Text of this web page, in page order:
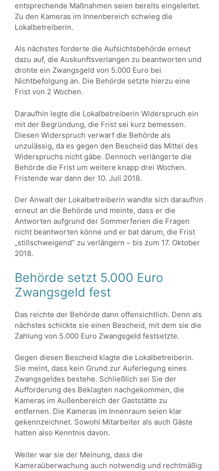
entsprechende Maßnahmen seien bereits eingeleitet.
Zu den Kameras im Innenbereich schwieg die
Lokalbetreiberin.
Als nächstes forderte die Aufsichtsbehörde erneut
dazu auf, die Auskunftsverlangen zu beantworten und
drohte ein Zwangsgeld von 5.000 Euro bei
Nichtbefolgung an. Die Behörde setzte hierzu eine
Frist von 2 Wochen.
Daraufhin legte die Lokalbetreiberin Widerspruch ein
mit der Begründung, die Frist sei kurz bemessen.
Diesen Widerspruch verwarf die Behörde als
unzulässig, da es gegen den Bescheid das Mittel des
Widerspruchs nicht gäbe. Dennoch verlängerte die
Behörde die Frist um weitere knapp drei Wochen.
Fristende war dann der 10. Juli 2018.
Der Anwalt der Lokalbetreiberin wandte sich daraufhin
erneut an die Behörde und meinte, dass er die
Antworten aufgrund der Sommerferien die Fragen
nicht beantworten könne und er bat darum, die Frist
„stillschweigend“ zu verlängern – bis zum 17. Oktober
2018.
Behörde setzt 5.000 Euro
Zwangsgeld fest
Das reichte der Behörde dann offensichtlich. Denn als
nächstes schickte sie einen Bescheid, mit dem sie die
Zahlung von 5.000 Euro Zwangsgeld festsetzte.
Gegen diesen Bescheid klagte die Lokalbetreiberin.
Sie meint, dass kein Grund zur Auferlegung eines
Zwangsgeldes bestehe. Schließlich sei Sie der
Aufforderung des Beklagten nachgekommen, die
Kameras im Außenbereich der Gaststätte zu
entfernen. Die Kameras im Innenraum seien klar
gekennzeichnet. Sowohl Mitarbeiter als auch Gäste
hatten also Kenntnis davon.
Weiter war sie der Meinung, dass die
Kameraüberwachung auch notwendig und rechtmäßig